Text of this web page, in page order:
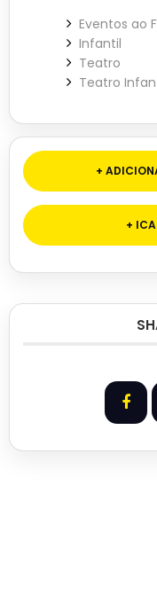
Eventos ao
Infantil
Teatro
Teatro
+
+